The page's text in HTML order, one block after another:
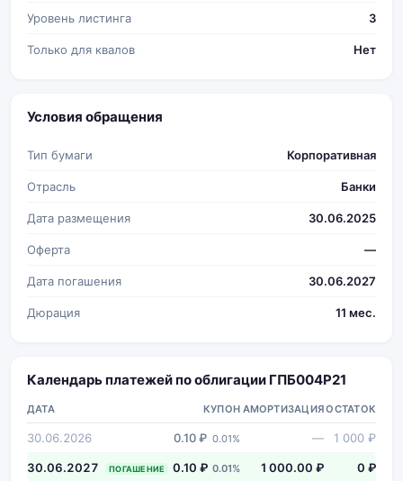
Уровень листинга 3
Только для квалов Нет
Условия обращения
Тип бумаги Корпоративная
Отрасль Банки
Дата размещения 30.06.2025
Оферта —
Дата погашения 30.06.2027
Дюрация 11 мес.
Календарь платежей по облигации ГПБ004Р21
ДАТА КУПОН АМОРТИЗАЦИЯОСТАТОК
30.06.2026 0.10 ₽ 0.01% — 1 000 ₽
30.06.2027 ПОГАШЕНИЕ 0.10 ₽ 0.01% 1 000.00 ₽ 0 ₽